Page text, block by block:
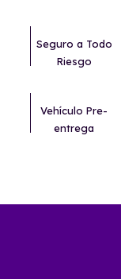
Seguro a Todo
Riesgo
Vehículo Pre-
entrega